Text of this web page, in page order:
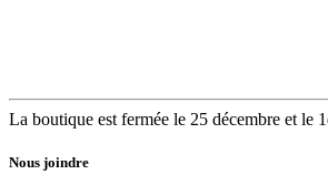
La boutique est fermée le 25 décembre et le
Nous joindre